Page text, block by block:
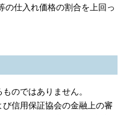
仕入れ価格の割合を上回っ
のではありません。
信用保証協会の金融上の審